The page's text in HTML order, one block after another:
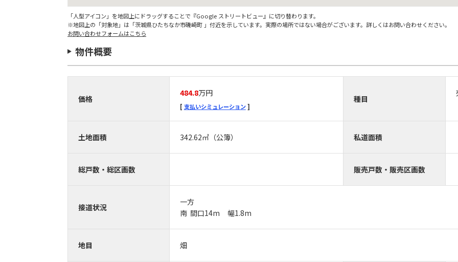
「人型アイコン」を地図上にドラッグすることで『Google ストリートビュー』に切り替わります。
※地図上の「対象地」は「茨城県ひたちなか市磯崎町 」付近を示しています。実際の場所ではない場合がございます。詳しくはお問い合わせください。
お問い合わせフォームはこちら
物件概要
価格
484.8万円
支払いシミュレーション
種目
土地面積 342.62㎡（公簿） 私道面積
総戸数・総区画数 販売戸数・販売区画数
接道状況
一方
南 間口14m 幅1.8m
地目 畑